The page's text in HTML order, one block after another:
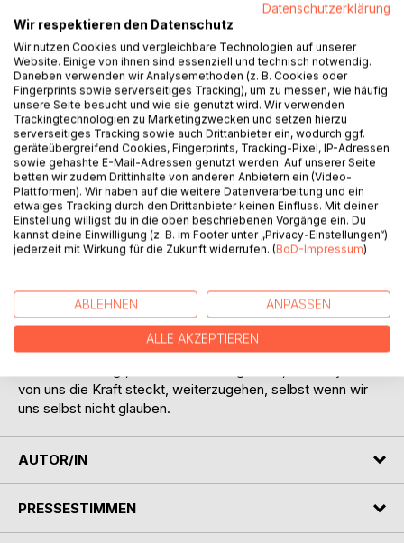
BESCHREIBUNG
Der erste Teil der Geschichte handelt von einen Apfel der
auf einem Bauernhof wächst. Eines Tages fällt er vom
Baum und denkt er würde sterben. Doch wie durch ein
Wunder überlebt er und erfährt was es bedeutet so
besonders zu sein, wie man ist. Er fährt weit hinaus und
erlebt kleine Apfelabenteuer. Im zweiten Teil der
Geschichte handelt es darum, dass aus etwas ganz
Das Buch soll nicht nur von einem Apfel auf Wanderschaft
erzählen , sondern auch wiederspiegeln, wie wir Menschen
uns oft kleinreden, obwohl wir voller Möglichkeiten
von uns die Kraft steckt, weiterzugehen, selbst wenn wir
uns selbst nicht glauben.
AUTOR/IN
PRESSESTIMMEN
Datenschutzerklärung
Wir respektieren den Datenschutz
Wir nutzen Cookies und vergleichbare Technologien auf unserer
Website. Einige von ihnen sind essenziell und technisch notwendig.
Daneben verwenden wir Analysemethoden (z. B. Cookies oder
Fingerprints sowie serverseitiges Tracking), um zu messen, wie häufig
unsere Seite besucht und wie sie genutzt wird. Wir verwenden
Trackingtechnologien zu Marketingzwecken und setzen hierzu
serverseitiges Tracking sowie auch Drittanbieter ein, wodurch ggf.
geräteübergreifend Cookies, Fingerprints, Tracking-Pixel, IP-Adressen
sowie gehashte E-Mail-Adressen genutzt werden. Auf unserer Seite
betten wir zudem Drittinhalte von anderen Anbietern ein (Video-
Plattformen). Wir haben auf die weitere Datenverarbeitung und ein
etwaiges Tracking durch den Drittanbieter keinen Einfluss. Mit deiner
Einstellung willigst du in die oben beschriebenen Vorgänge ein. Du
kannst deine Einwilligung (z. B. im Footer unter „Privacy-Einstellungen“)
jederzeit mit Wirkung für die Zukunft widerrufen. (BoD-Impressum)
ABLEHNEN ANPASSEN
ALLE AKZEPTIEREN